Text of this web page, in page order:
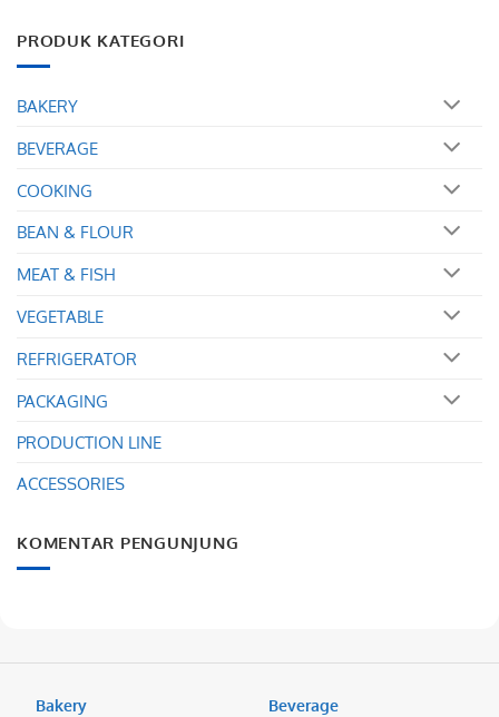
PRODUK KATEGORI
BAKERY
BEVERAGE
COOKING
BEAN & FLOUR
MEAT & FISH
VEGETABLE
REFRIGERATOR
PACKAGING
PRODUCTION LINE
ACCESSORIES
KOMENTAR PENGUNJUNG
Bakery Beverage